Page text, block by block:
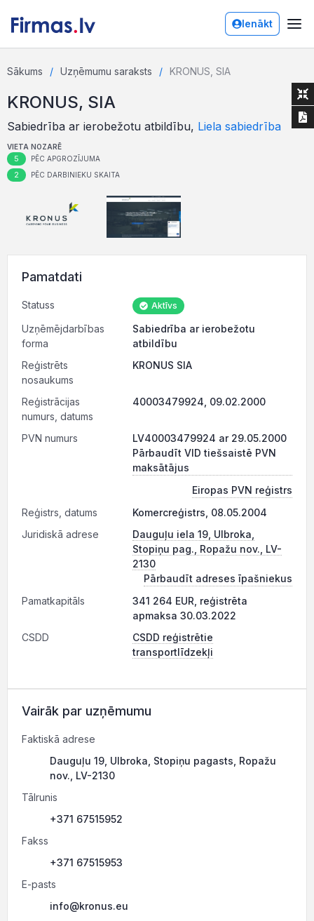
Ienākt
Sākums Uzņēmumu saraksts KRONUS, SIA
KRONUS, SIA
Sabiedrība ar ierobežotu atbildību, Liela sabiedrība
VIETA NOZARĒ
5 PĒC APGROZĪJUMA
2 PĒC DARBINIEKU SKAITA
Pamatdati
Statuss Aktīvs
Uzņēmējdarbības
forma
Sabiedrība ar ierobežotu
atbildību
Reģistrēts
nosaukums
KRONUS SIA
Reģistrācijas
numurs, datums
40003479924, 09.02.2000
PVN numurs
LV40003479924 ar 29.05.2000
Pārbaudīt VID tiešsaistē PVN
maksātājus
Eiropas PVN reģistrs
Reģistrs, datums
Komercreģistrs, 08.05.2004
Juridiskā adrese
Dauguļu iela 19, Ulbroka,
Stopiņu pag., Ropažu nov., LV-
2130
Pārbaudīt adreses īpašniekus
Pamatkapitāls
341 264 EUR, reģistrēta
apmaksa 30.03.2022
CSDD
CSDD reģistrētie
transportlīdzekļi
Vairāk par uzņēmumu
Faktiskā adrese
Dauguļu 19, Ulbroka, Stopiņu pagasts, Ropažu
nov., LV-2130
Tālrunis
+371 67515952
Fakss
+371 67515953
E-pasts
info@kronus.eu